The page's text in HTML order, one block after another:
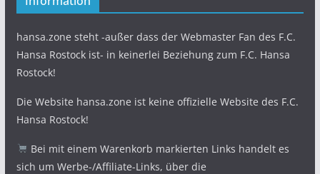
hansa.zone steht -außer dass der Webmaster Fan des F.C.
Hansa Rostock ist- in keinerlei Beziehung zum F.C. Hansa
Rostock!
Die Website hansa.zone ist keine offizielle Website des F.C.
Hansa Rostock!
Bei mit einem Warenkorb markierten Links handelt es
sich um Werbe-/Affiliate-Links, über die